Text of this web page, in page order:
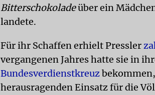
Bitterschokoladeüber ein
landete.
Für ihr Schaffen erhielt Pressler
vergangenen Jahres hatte sie in
Bundesverdienstkreuz
herausragenden Einsatz für die